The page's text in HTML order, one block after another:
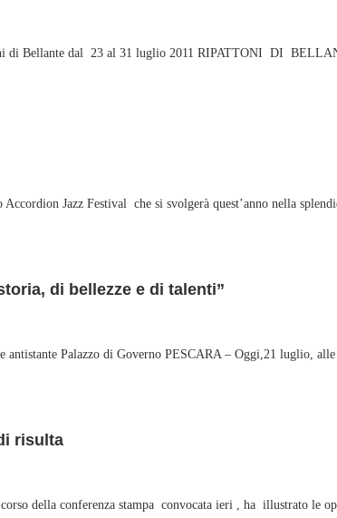
di Bellante dal 23 al 31 luglio 2011 RIPATTONI DI
Jazz Festival che si svolgerà quest’anno nella
di bellezze e di talenti”
antistante Palazzo di Governo PESCARA – Oggi,21 luglio,
risulta
della conferenza stampa convocata ieri , ha illustrato le